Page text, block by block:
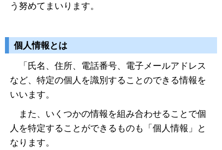
う努めてまいります。
個人情報とは
「氏名、住所、電話番号、電子メールアドレス
など、特定の個人を識別することのできる情報を
いいます。
また、いくつかの情報を組み合わせることで個
人を特定することができるものも「個人情報」と
なります。